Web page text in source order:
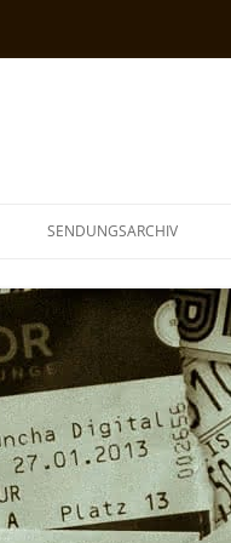
SENDUNGSARCHIV